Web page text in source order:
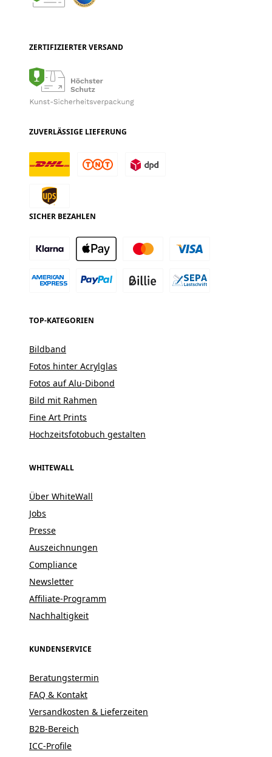
ZERTIFIZIERTER VERSAND
ZUVERLÄSSIGE LIEFERUNG
SICHER BEZAHLEN
TOP-KATEGORIEN
Bildband
Fotos hinter Acrylglas
Fotos auf Alu-Dibond
Bild mit Rahmen
Fine Art Prints
Hochzeitsfotobuch gestalten
WHITEWALL
Über WhiteWall
Jobs
Presse
Auszeichnungen
Compliance
Newsletter
Affiliate-Programm
Nachhaltigkeit
KUNDENSERVICE
Beratungstermin
FAQ & Kontakt
Versandkosten & Lieferzeiten
B2B-Bereich
ICC-Profile